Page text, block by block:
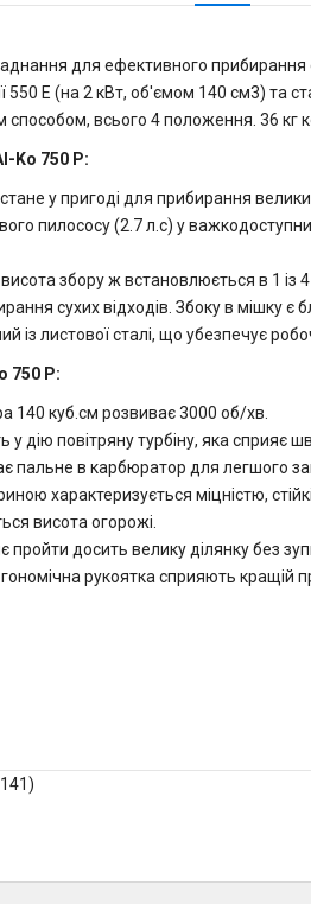
для ефективного прибирання
550 Е (на 2 кВт, об'ємом 140 см3) та
всього 4 положення. 36
Ko 750 P:
у пригоді для прибирання великих
пилососу (2.7 л.с) у
збору ж встановлюється в 1
сухих відходів. Збоку в мішку є
із листової сталі, що убезпечує
750 P:
140 куб.см розвиває 3000 об/хв.
дію повітряну турбіну, яка сприяє
в карбюратор для легшого
характеризується міцністю,
висота огорожі.
пройти досить велику ділянку без
рукоятка сприяють кращій